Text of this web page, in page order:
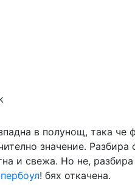
в полунощ, така че
значение. Разбира
и свежа. Но не,
! бях откачена.